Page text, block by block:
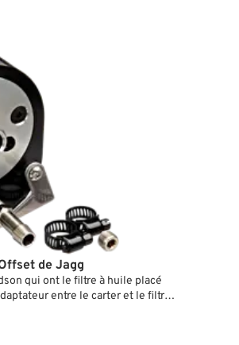
de Jagg
qui ont le filtre à huile placé
entre le carter et le filtre.
entre filtre et capteur. Un